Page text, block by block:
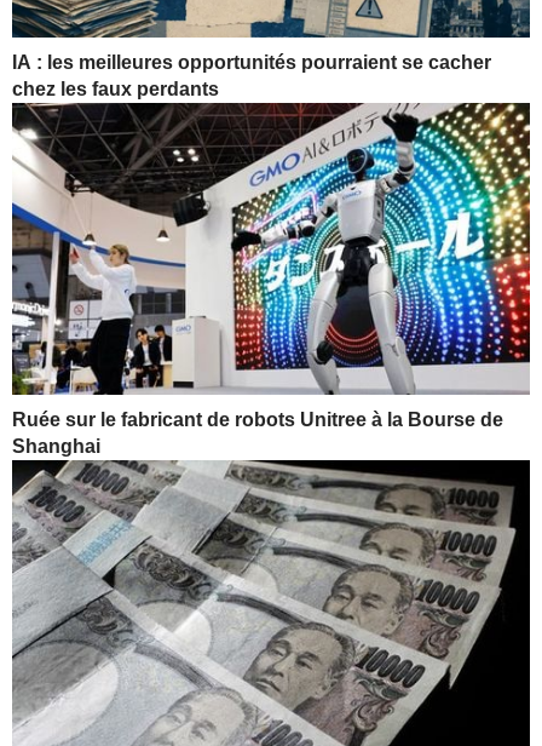
IA : les meilleures opportunités pourraient se cacher
chez les faux perdants
Ruée sur le fabricant de robots Unitree à la Bourse de
Shanghai